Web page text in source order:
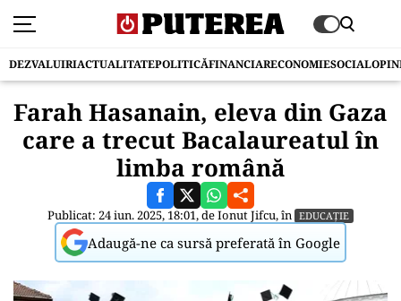
DEZVALUIRIACTUALITATEPOLITICĂFINANCIARECONOMIESOCIAL
Farah Hasanain, eleva din Gaza
care a trecut Bacalaureatul în
limba română
Publicat: 24 iun. 2025, 18:01, deIonut Jifcu, în EDUCAȚIE
Adaugă-ne ca sursă preferată în Google